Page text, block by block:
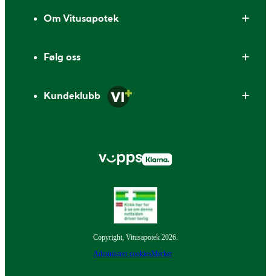
Om Vitusapotek
Følg oss
Kundeklubb
Copyright, Vitusapotek 2026.
Administrer cookiesMerker